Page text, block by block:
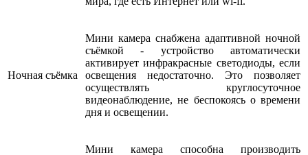
Ночная съёмка
Мини камера снабжена адаптивной ночной
съёмкой - устройство автоматически
активирует инфракрасные светодиоды, если
освещения недостаточно. Это позволяет
осуществлять круглосуточное
видеонаблюдение, не беспокоясь о времени
дня и освещении.
Мини камера способна производить